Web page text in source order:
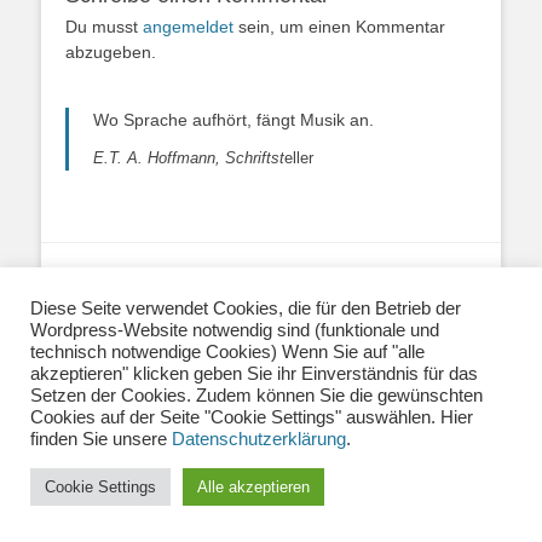
Du musst angemeldet sein, um einen Kommentar
abzugeben.
Wo Sprache aufhört, fängt Musik an.
E.T. A. Hoffmann, Schriftsteller
Kontakt |Newsletter| E-Mail:
info@musiklehrernetzwerk.de
Social Media:Mastodon|Instagram|Facebook
Fotos auf dieser Website siehe Impressum
Copyright © 2026Musiklehrernetzwerk 2.0. Alle Rechte vorbehalten.
Catch Base vonCatch Themes
Diese Seite verwendet Cookies, die für den Betrieb der
Wordpress-Website notwendig sind (funktionale und
technisch notwendige Cookies) Wenn Sie auf "alle
akzeptieren" klicken geben Sie ihr Einverständnis für das
Setzen der Cookies. Zudem können Sie die gewünschten
Cookies auf der Seite "Cookie Settings" auswählen. Hier
finden Sie unsere Datenschutzerklärung.
Cookie Settings Alle akzeptieren